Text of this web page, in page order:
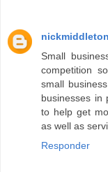
Small
competition
small
businesses in
to help get
as well as
Responder